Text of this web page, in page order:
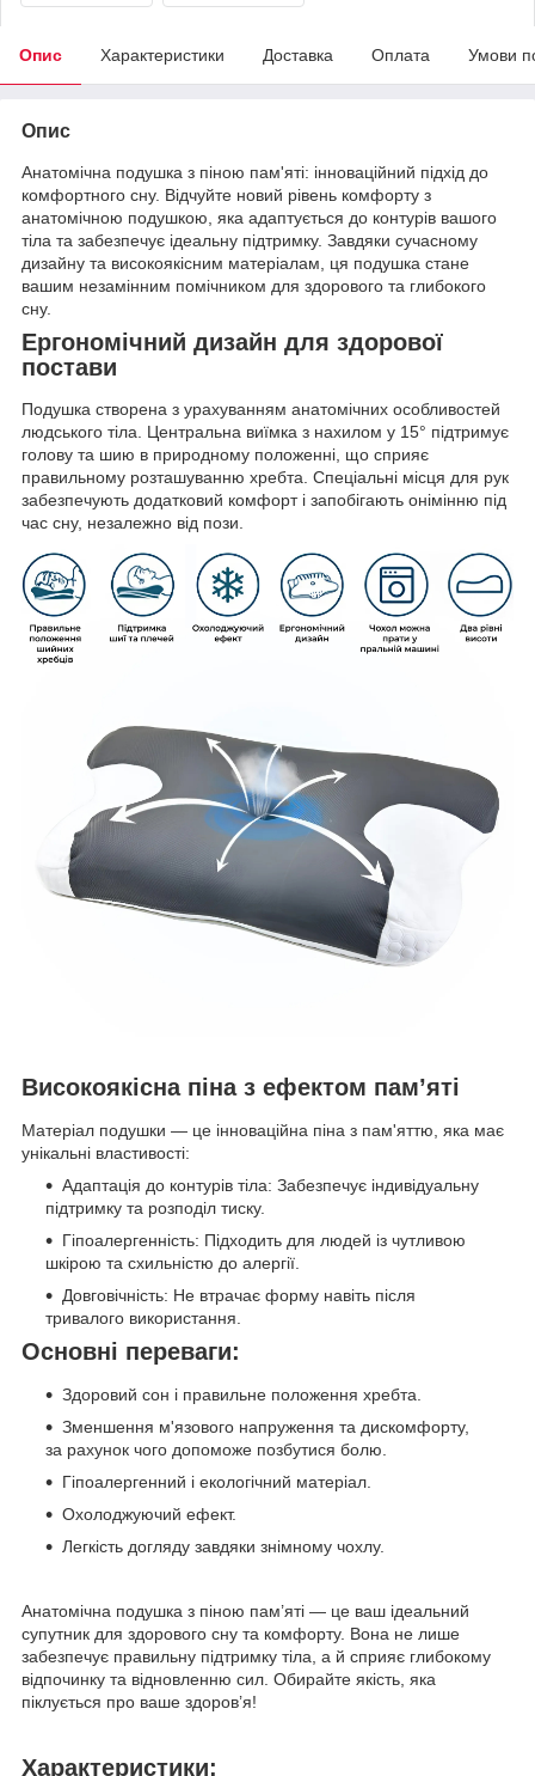
Опис Характеристики Доставка Оплата Умови
Опис
Анатомічна подушка з піною пам'яті: інноваційний підхід до
комфортного сну. Відчуйте новий рівень комфорту з
анатомічною подушкою, яка адаптується до контурів вашого
тіла та забезпечує ідеальну підтримку. Завдяки сучасному
дизайну та високоякісним матеріалам, ця подушка стане
вашим незамінним помічником для здорового та глибокого
сну.
Ергономічний дизайн для здорової
постави
Подушка створена з урахуванням анатомічних особливостей
людського тіла. Центральна виїмка з нахилом у 15° підтримує
голову та шию в природному положенні, що сприяє
правильному розташуванню хребта. Спеціальні місця для рук
забезпечують додатковий комфорт і запобігають онімінню під
час сну, незалежно від пози.
Високоякісна піна з ефектом пам’яті
Матеріал подушки — це інноваційна піна з пам'яттю, яка має
унікальні властивості:
Адаптація до контурів тіла: Забезпечує індивідуальну
підтримку та розподіл тиску.
Гіпоалергенність: Підходить для людей із чутливою
шкірою та схильністю до алергії.
Довговічність: Не втрачає форму навіть після
тривалого використання.
Основні переваги:
Здоровий сон і правильне положення хребта.
Зменшення м'язового напруження та дискомфорту,
за рахунок чого допоможе позбутися болю.
Гіпоалергенний і екологічний матеріал.
Охолоджуючий ефект.
Легкість догляду завдяки знімному чохлу.
Анатомічна подушка з піною пам’яті — це ваш ідеальний
супутник для здорового сну та комфорту. Вона не лише
забезпечує правильну підтримку тіла, а й сприяє глибокому
відпочинку та відновленню сил. Обирайте якість, яка
піклується про ваше здоров’я!
Характеристики: